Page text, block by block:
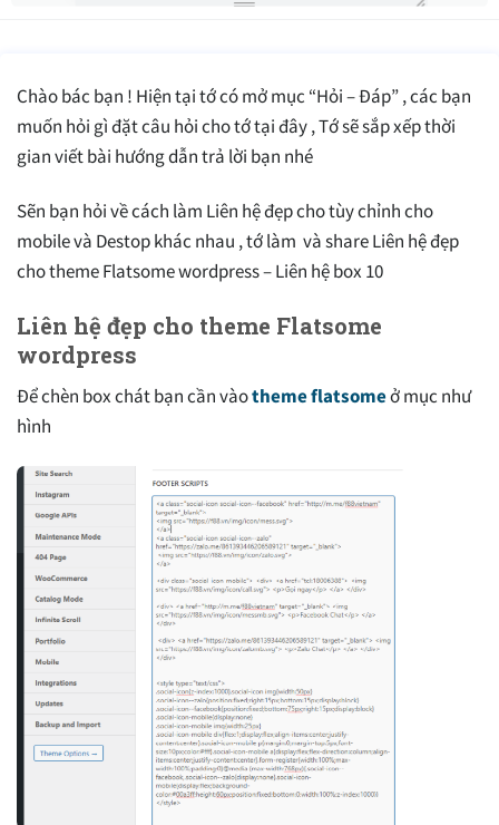
Chào bác bạn ! Hiện tại tớ có mở mục “Hỏi – Đáp” , các bạn
muốn hỏi gì đặt câu hỏi cho tớ tại đây , Tớ sẽ sắp xếp thời
gian viết bài hướng dẫn trả lời bạn nhé
Sẽn bạn hỏi về cách làm Liên hệ đẹp cho tùy chỉnh cho
mobile và Destop khác nhau , tớ làm và share Liên hệ đẹp
cho theme Flatsome wordpress – Liên hệ box 10
Liên hệ đẹp cho theme Flatsome
wordpress
Để chèn box chát bạn cần vàotheme flatsomeở mục như
hình